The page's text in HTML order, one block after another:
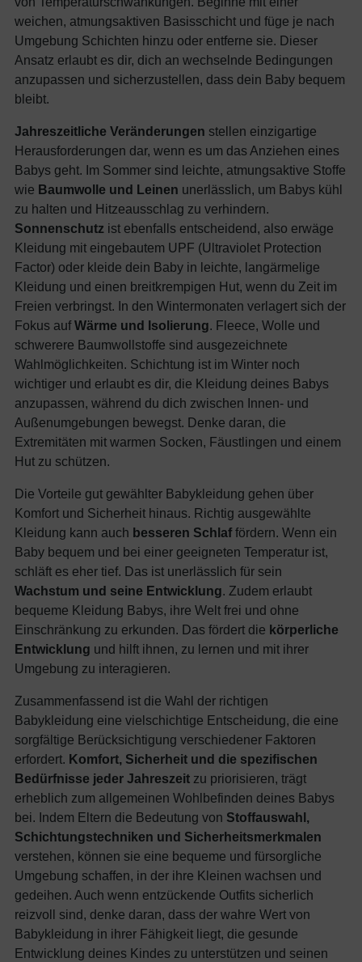
weichen, atmungsaktiven Basisschicht und füge je nach
Umgebung Schichten hinzu oder entferne sie. Dieser
Ansatz erlaubt es dir, dich an wechselnde Bedingungen
anzupassen und sicherzustellen, dass dein Baby bequem
bleibt.
Jahreszeitliche Veränderungen stellen einzigartige
Herausforderungen dar, wenn es um das Anziehen eines
Babys geht. Im Sommer sind leichte, atmungsaktive Stoffe
wie Baumwolle und Leinen unerlässlich, um Babys kühl
zu halten und Hitzeausschlag zu verhindern.
Sonnenschutz ist ebenfalls entscheidend, also erwäge
Kleidung mit eingebautem UPF (Ultraviolet Protection
Factor) oder kleide dein Baby in leichte, langärmelige
Kleidung und einen breitkrempigen Hut, wenn du Zeit im
Freien verbringst. In den Wintermonaten verlagert sich der
Fokus aufWärme und Isolierung. Fleece, Wolle und
schwerere Baumwollstoffe sind ausgezeichnete
Wahlmöglichkeiten. Schichtung ist im Winter noch
wichtiger und erlaubt es dir, die Kleidung deines Babys
anzupassen, während du dich zwischen Innen- und
Außenumgebungen bewegst. Denke daran, die
Extremitäten mit warmen Socken, Fäustlingen und einem
Hut zu schützen.
Die Vorteile gut gewählter Babykleidung gehen über
Komfort und Sicherheit hinaus. Richtig ausgewählte
Kleidung kann auch besseren Schlaffördern. Wenn ein
Baby bequem und bei einer geeigneten Temperatur ist,
schläft es eher tief. Das ist unerlässlich für sein
Wachstum und seine Entwicklung. Zudem erlaubt
bequeme Kleidung Babys, ihre Welt frei und ohne
Einschränkung zu erkunden. Das fördert die körperliche
Entwicklung und hilft ihnen, zu lernen und mit ihrer
Umgebung zu interagieren.
Zusammenfassend ist die Wahl der richtigen
Babykleidung eine vielschichtige Entscheidung, die eine
sorgfältige Berücksichtigung verschiedener Faktoren
erfordert. Komfort, Sicherheit und die spezifischen
Bedürfnisse jeder Jahreszeit zu priorisieren, trägt
erheblich zum allgemeinen Wohlbefinden deines Babys
bei. Indem Eltern die Bedeutung von Stoffauswahl,
Schichtungstechniken und Sicherheitsmerkmalen
verstehen, können sie eine bequeme und fürsorgliche
Umgebung schaffen, in der ihre Kleinen wachsen und
gedeihen. Auch wenn entzückende Outfits sicherlich
reizvoll sind, denke daran, dass der wahre Wert von
Babykleidung in ihrer Fähigkeit liegt, die gesunde
Entwicklung deines Kindes zu unterstützen und seinen